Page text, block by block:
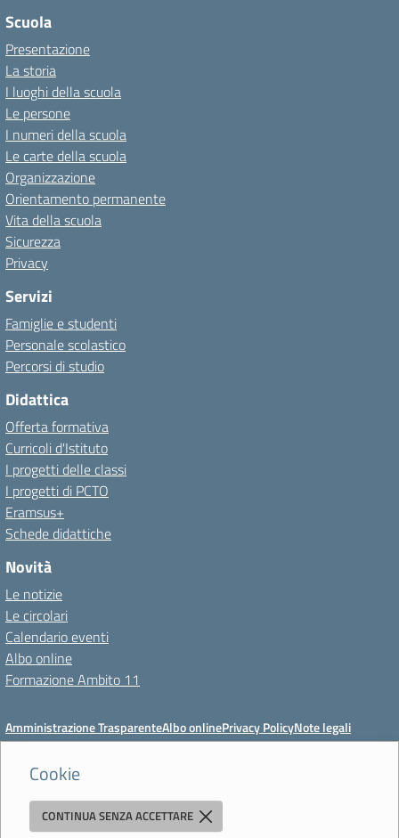
Cookie
CONTINUA SENZA ACCETTARE
Scuola
Presentazione
La storia
I luoghi della scuola
Le persone
I numeri della scuola
Le carte della scuola
Organizzazione
Orientamento permanente
Vita della scuola
Sicurezza
Privacy
Servizi
Famiglie e studenti
Personale scolastico
Percorsi di studio
Didattica
Offerta formativa
Curricoli d'Istituto
I progetti delle classi
I progetti di PCTO
Eramsus+
Schede didattiche
Novità
Le notizie
Le circolari
Calendario eventi
Albo online
Formazione Ambito 11
Amministrazione TrasparenteAlbo onlinePrivacy PolicyNote legali
Meccanismo di feedbackDichiarazioni di accessibilitàPreferenze cookie
Istituto di Istruzione Superiore 'Primo Levi'